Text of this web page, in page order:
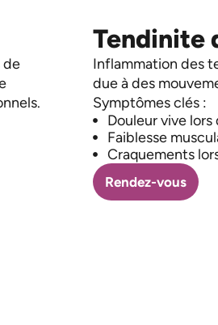
de
Tendinite
Inflammation des
due à des
Symptômes clés :
Douleur vive
Faiblesse
Craquements
Rendez-vous